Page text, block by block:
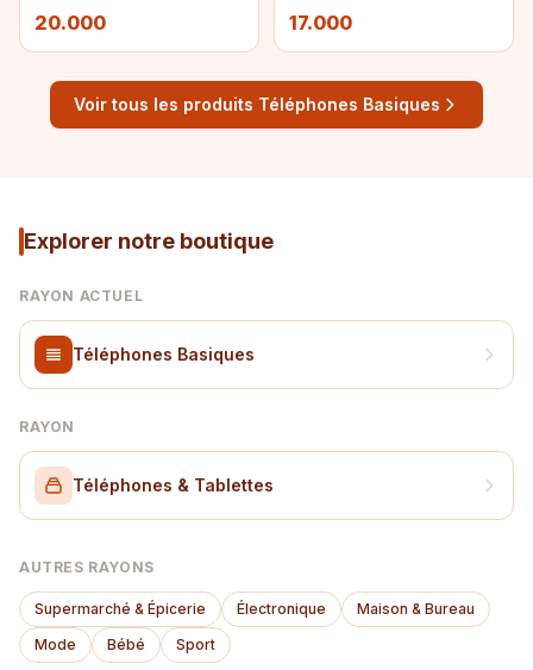
20.000
RAM -Dual Sim
17.000
Voir tous les produits Téléphones Basiques
Explorer notre boutique
RAYON ACTUEL
Téléphones Basiques
RAYON
Téléphones & Tablettes
AUTRES RAYONS
Supermarché & Épicerie Électronique
Maison & Bureau
Mode
Bébé Sport